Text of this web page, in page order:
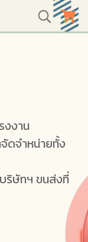
งงาน
ดจำหน่ายทั้ง
ริษัทฯ ขนส่งที่